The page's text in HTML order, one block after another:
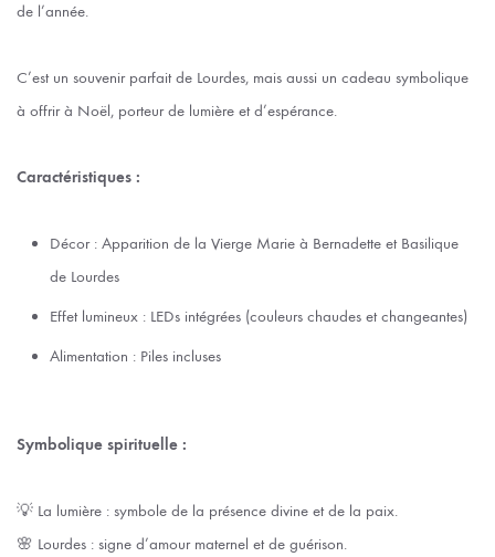
de l’année.
C’est un souvenir parfait de Lourdes, mais aussi un cadeau symbolique
à offrir à Noël, porteur de lumière et d’espérance.
Caractéristiques :
Décor : Apparition de la Vierge Marie à Bernadette et Basilique
de Lourdes
Effet lumineux : LEDs intégrées (couleurs chaudes et changeantes)
Alimentation : Piles incluses
Symbolique spirituelle :
💡 La lumière : symbole de la présence divine et de la paix.
🌸 Lourdes : signe d’amour maternel et de guérison.